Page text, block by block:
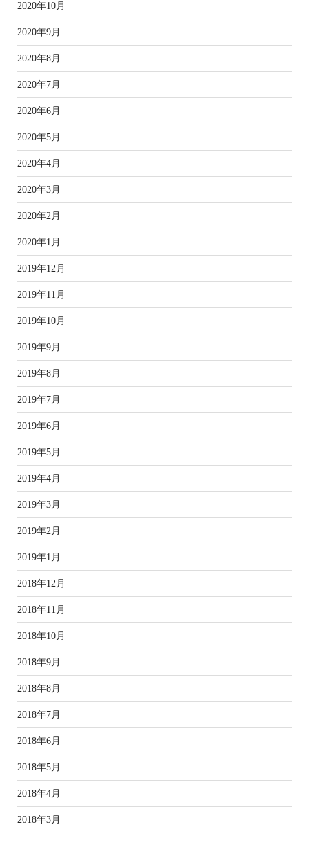
2020年10月
2020年9月
2020年8月
2020年7月
2020年6月
2020年5月
2020年4月
2020年3月
2020年2月
2020年1月
2019年12月
2019年11月
2019年10月
2019年9月
2019年8月
2019年7月
2019年6月
2019年5月
2019年4月
2019年3月
2019年2月
2019年1月
2018年12月
2018年11月
2018年10月
2018年9月
2018年8月
2018年7月
2018年6月
2018年5月
2018年4月
2018年3月